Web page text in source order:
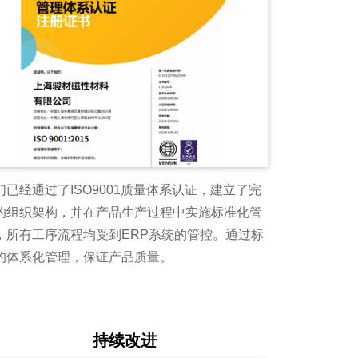
已经通过了ISO9001质量体系认证，建立了完
组织架构，并在产品生产过程中实施标准化管
所有工序流程均受到ERP系统的管控。通过标
体系化管理，保证产品质量。
持续改进